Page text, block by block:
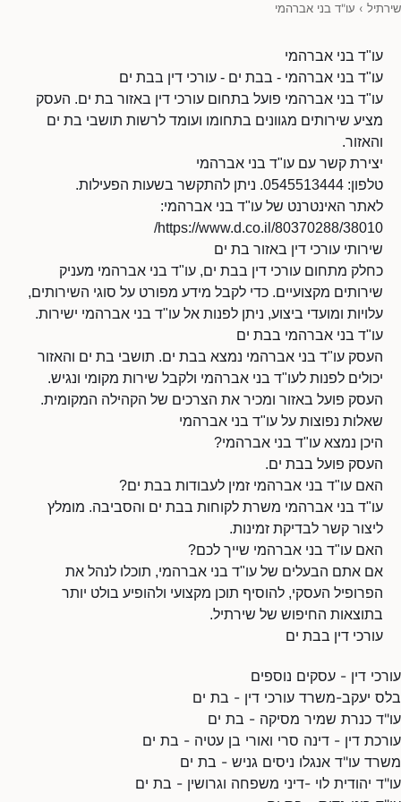
שירתיל › עו"ד בני אברהמי
עו"ד בני אברהמי
עו"ד בני אברהמי - בבת ים - עורכי דין בבת ים
עו"ד בני אברהמי פועל בתחום עורכי דין באזור בת ים. העסק
מציע שירותים מגוונים בתחומו ועומד לרשות תושבי בת ים
והאזור.
יצירת קשר עם עו"ד בני אברהמי
טלפון: 0545513444. ניתן להתקשר בשעות הפעילות.
לאתר האינטרנט של עו"ד בני אברהמי:
https://www.d.co.il/80370288/38010/
שירותי עורכי דין באזור בת ים
כחלק מתחום עורכי דין בבת ים, עו"ד בני אברהמי מעניק
שירותים מקצועיים. כדי לקבל מידע מפורט על סוגי השירותים,
עלויות ומועדי ביצוע, ניתן לפנות אל עו"ד בני אברהמי ישירות.
עו"ד בני אברהמי בבת ים
העסק עו"ד בני אברהמי נמצא בבת ים. תושבי בת ים והאזור
יכולים לפנות לעו"ד בני אברהמי ולקבל שירות מקומי ונגיש.
העסק פועל באזור ומכיר את הצרכים של הקהילה המקומית.
שאלות נפוצות על עו"ד בני אברהמי
היכן נמצא עו"ד בני אברהמי?
העסק פועל בבת ים.
האם עו"ד בני אברהמי זמין לעבודות בבת ים?
עו"ד בני אברהמי משרת לקוחות בבת ים והסביבה. מומלץ
ליצור קשר לבדיקת זמינות.
האם עו"ד בני אברהמי שייך לכם?
אם אתם הבעלים של עו"ד בני אברהמי, תוכלו לנהל את
הפרופיל העסקי, להוסיף תוכן מקצועי ולהופיע בולט יותר
בתוצאות החיפוש של שירתיל.
עורכי דין בבת ים
עורכי דין - עסקים נוספים
בלס יעקב-משרד עורכי דין - בת ים
עו"ד כנרת שמיר מסיקה - בת ים
עורכת דין - דינה סרי ואורי בן עטיה - בת ים
משרד עו"ד אנגלו ניסים גניש - בת ים
עו"ד יהודית לוי -דיני משפחה וגרושין - בת ים